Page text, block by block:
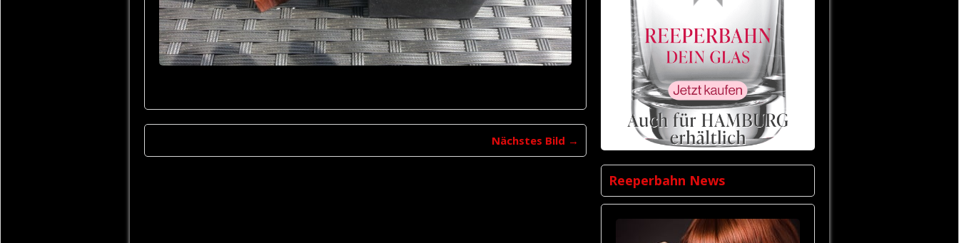
Nächstes Bild →
Reeperbahn News